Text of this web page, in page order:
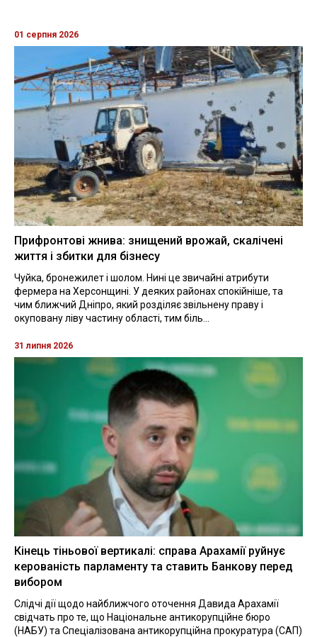
01 серпня 2026
Прифронтові жнива: знищений врожай, скалічені
життя і збитки для бізнесу
Чуйка, бронежилет і шолом. Нині це звичайні атрибути
фермера на Херсонщині. У деяких районах спокійніше, та
чим ближчий Дніпро, який розділяє звільнену праву і
окуповану ліву частину області, тим біль...
31 липня 2026
Кінець тіньової вертикалі: справа Арахамії руйнує
керованість парламенту та ставить Банкову перед
вибором
Слідчі дії щодо найближчого оточення Давида Арахамії
свідчать про те, що Національне антикорупційне бюро
(НАБУ) та Спеціалізована антикорупційна прокуратура (САП)